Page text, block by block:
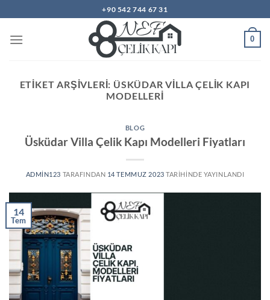
atla
+90 542 744 67 31
0
ETIKET ARŞIVLERI: ÜSKÜDAR VILLA ÇELIK KAPI
MODELLERI
BLOG
Üsküdar Villa Çelik Kapı Modelleri Fiyatları
ADMIN123 TARAFINDAN 14 TEMMUZ 2023 TARIHINDE YAYINLANDI
14
Tem